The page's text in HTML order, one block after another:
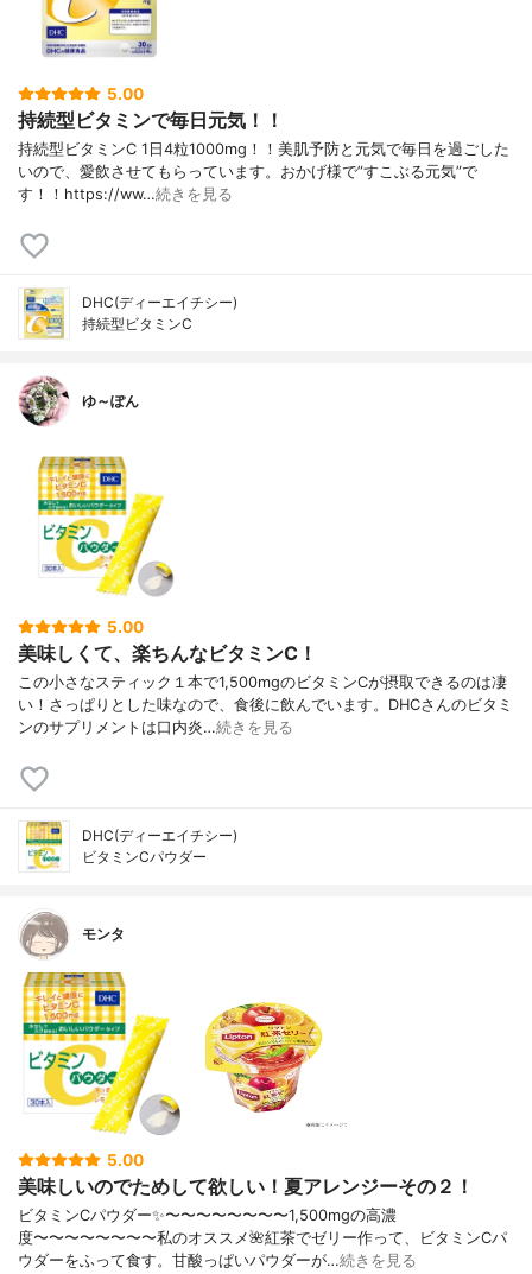
5.00
持続型ビタミンで毎日元気！！
持続型ビタミンC 1日4粒1000mg！！美肌予防と元気で毎日を過ごした
いので、愛飲させてもらっています。おかげ様で”すこぶる元気”で
す！！https://ww…続きを見る
DHC(ディーエイチシー)
持続型ビタミンC
ゆ～ぽん
5.00
美味しくて、楽ちんなビタミンC！
この小さなスティック１本で1,500mgのビタミンCが摂取できるのは凄
い！さっぱりとした味なので、食後に飲んでいます。DHCさんのビタミ
ンのサプリメントは口内炎…続きを見る
DHC(ディーエイチシー)
ビタミンCパウダー
モンタ
5.00
美味しいのでためして欲しい！夏アレンジーその２！
ビタミンCパウダー✨〜〜〜〜〜〜〜〜1,500mgの高濃
度〜〜〜〜〜〜〜〜私のオススメ🌺紅茶でゼリー作って、ビタミンCパ
ウダーをふって食す。甘酸っぱいパウダーが…続きを見る